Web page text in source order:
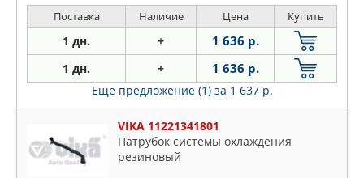
Поставка Наличие Цена Купить
1 дн. + 1 636 р.
1 дн. + 1 636 р.
Еще предложение (1) за 1 637 р.
VIKA 11221341801
Патрубок системы охлаждения
резиновый